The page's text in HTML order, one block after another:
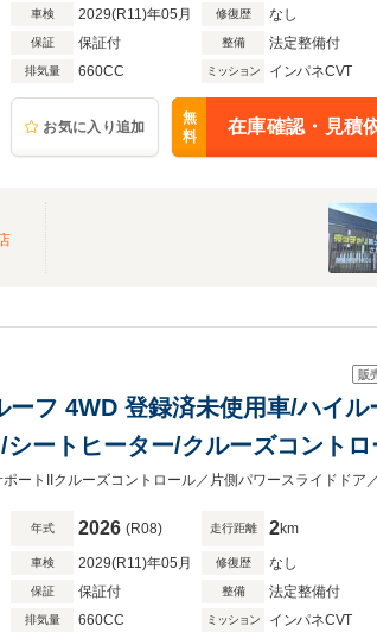
車検 2029(R11)年05月 修復歴 なし
保証 保証付 整備 法定整備付
排気量 660CC ミッション インパネCVT
お気に入り追加
無
料
在庫確認・見積
販
フ 4WD 登録済未使用車/ハイル
ートヒーター/クルーズコントロ
ー/プッシュスタート/ステアリ
年式 2026 (R08) 走行距離 2km
車検 2029(R11)年05月 修復歴 なし
保証 保証付 整備 法定整備付
排気量 660CC ミッション インパネCVT